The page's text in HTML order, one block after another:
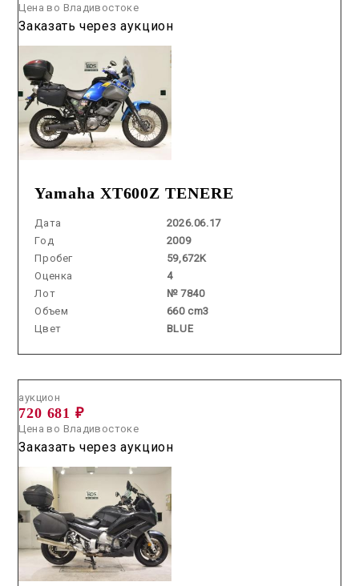
Yamaha XT600Z TENERE
Дата
2026.06.17
Год
2009
Пробег
59,672K
Оценка
4
Лот
№ 7840
Объем
660 cm3
Цвет
BLUE
Цена во Владивостоке
Заказать через аукцион
аукцион
720 681 ₽
Цена во Владивостоке
Заказать через аукцион